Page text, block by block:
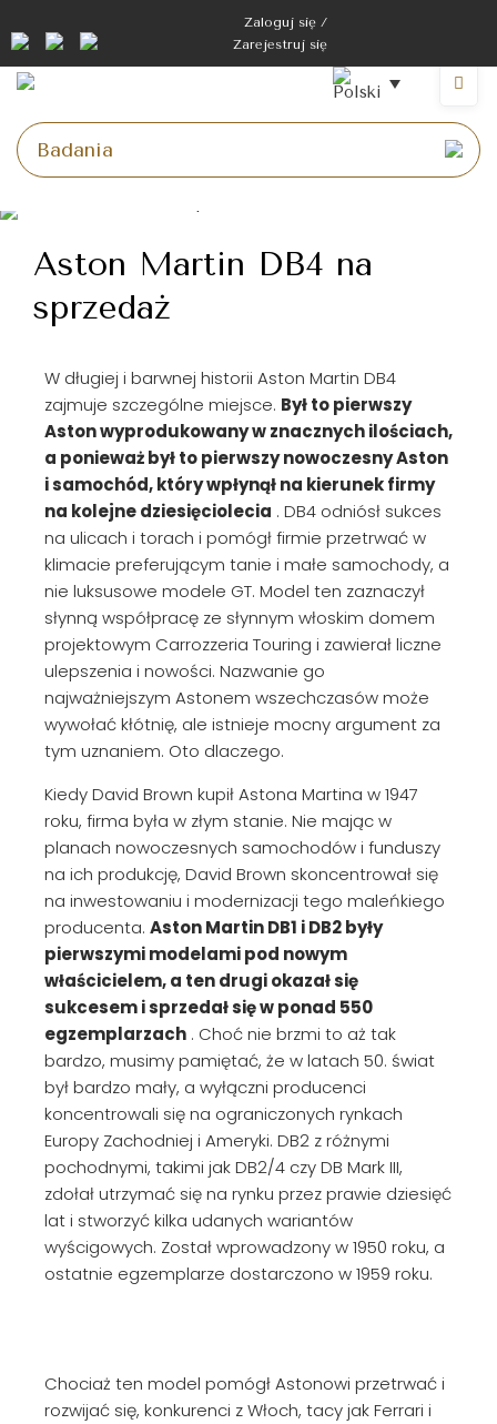
Zaloguj się /
Zarejestruj się
Aston Martin DB4 na
sprzedaż
W długiej i barwnej historii Aston Martin DB4
zajmuje szczególne miejsce. Był to pierwszy
Aston wyprodukowany w znacznych ilościach,
a ponieważ był to pierwszy nowoczesny Aston
i samochód, który wpłynął na kierunek firmy
na kolejne dziesięciolecia . DB4 odniósł sukces
na ulicach i torach i pomógł firmie przetrwać w
klimacie preferującym tanie i małe samochody, a
nie luksusowe modele GT. Model ten zaznaczył
słynną współpracę ze słynnym włoskim domem
projektowym Carrozzeria Touring i zawierał liczne
ulepszenia i nowości. Nazwanie go
najważniejszym Astonem wszechczasów może
wywołać kłótnię, ale istnieje mocny argument za
tym uznaniem. Oto dlaczego.
Kiedy David Brown kupił Astona Martina w 1947
roku, firma była w złym stanie. Nie mając w
planach nowoczesnych samochodów i funduszy
na ich produkcję, David Brown skoncentrował się
na inwestowaniu i modernizacji tego maleńkiego
producenta. Aston Martin DB1 i DB2 były
pierwszymi modelami pod nowym
właścicielem, a ten drugi okazał się
sukcesem i sprzedał się w ponad 550
egzemplarzach . Choć nie brzmi to aż tak
bardzo, musimy pamiętać, że w latach 50. świat
był bardzo mały, a wyłączni producenci
koncentrowali się na ograniczonych rynkach
Europy Zachodniej i Ameryki. DB2 z różnymi
pochodnymi, takimi jak DB2/4 czy DB Mark III,
zdołał utrzymać się na rynku przez prawie dziesięć
lat i stworzyć kilka udanych wariantów
wyścigowych. Został wprowadzony w 1950 roku, a
ostatnie egzemplarze dostarczono w 1959 roku.
Chociaż ten model pomógł Astonowi przetrwać i
rozwijać się, konkurenci z Włoch, tacy jak Ferrari i